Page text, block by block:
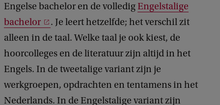
Engelse bachelor en de volledigEngelstalige
bachelor
. Je leert hetzelfde; het verschil zit
alleen in de taal. Welke taal je ook kiest, de
hoorcolleges en de literatuur zijn altijd in het
Engels. In de tweetalige variant zijn je
werkgroepen, opdrachten en tentamens in het
Nederlands. In de Engelstalige variant zijn